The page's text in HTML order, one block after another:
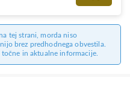
tej strani, morda niso
brez predhodnega obvestila.
in aktualne informacije.